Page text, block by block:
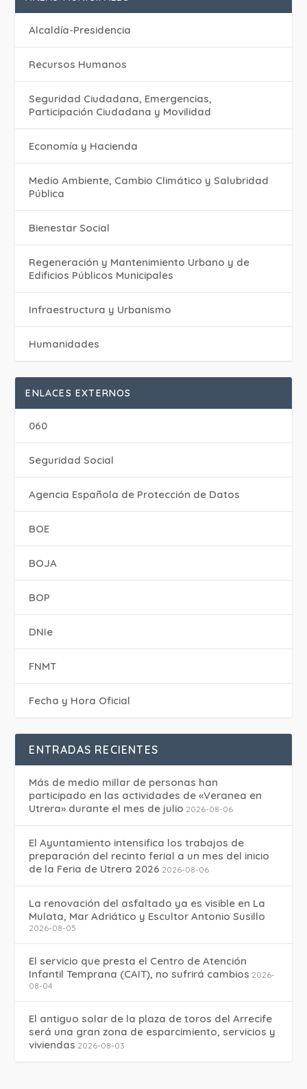
Alcaldía-Presidencia
Recursos Humanos
Seguridad Ciudadana, Emergencias,
Participación Ciudadana y Movilidad
Economía y Hacienda
Medio Ambiente, Cambio Climático y Salubridad
Pública
Bienestar Social
Regeneración y Mantenimiento Urbano y de
Edificios Públicos Municipales
Infraestructura y Urbanismo
Humanidades
ENLACES EXTERNOS
060
Seguridad Social
Agencia Española de Protección de Datos
BOE
BOJA
BOP
DNIe
FNMT
Fecha y Hora Oficial
ENTRADAS RECIENTES
Más de medio millar de personas han
participado en las actividades de «Veranea en
Utrera» durante el mes de julio 2026-08-06
El Ayuntamiento intensifica los trabajos de
preparación del recinto ferial a un mes del inicio
de la Feria de Utrera 2026 2026-08-06
La renovación del asfaltado ya es visible en La
Mulata, Mar Adriático y Escultor Antonio Susillo
2026-08-05
El servicio que presta el Centro de Atención
Infantil Temprana (CAIT), no sufrirá cambios 2026-
08-04
El antiguo solar de la plaza de toros del Arrecife
será una gran zona de esparcimiento, servicios y
viviendas 2026-08-03